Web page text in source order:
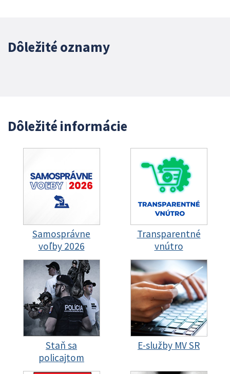
Dôležité oznamy
Dôležité informácie
Samosprávne
voľby 2026
Transparentné
vnútro
Staň sa
policajtom
E-služby MV SR